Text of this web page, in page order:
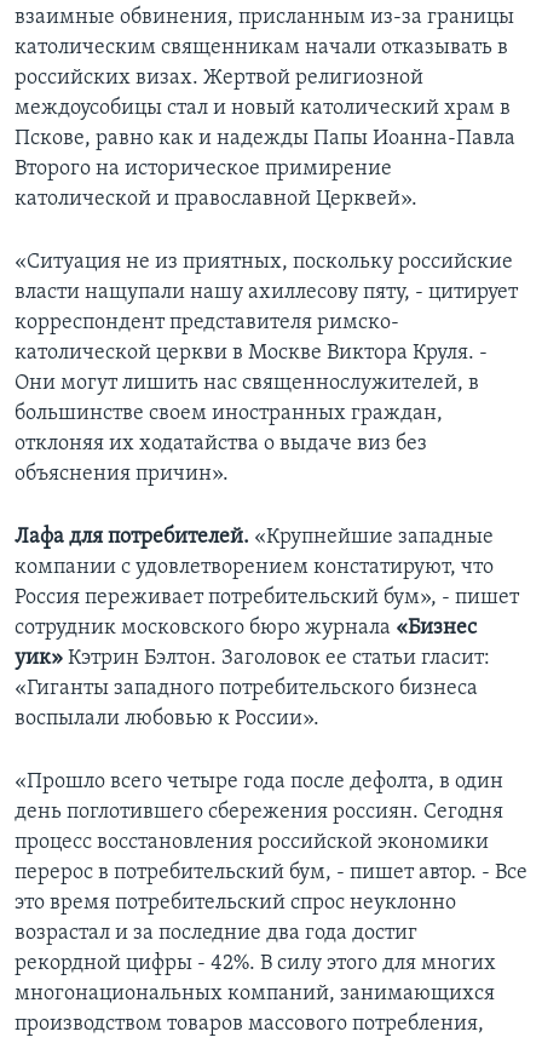
взаимные обвинения, присланным из-за границы
католическим священникам начали отказывать в
российских визах. Жертвой религиозной
междоусобицы стал и новый католический храм в
Пскове, равно как и надежды Папы Иоанна-Павла
Второго на историческое примирение
католической и православной Церквей».
«Ситуация не из приятных, поскольку российские
власти нащупали нашу ахиллесову пяту, - цитирует
корреспондент представителя римско-
католической церкви в Москве Виктора Круля. -
Они могут лишить нас священнослужителей, в
большинстве своем иностранных граждан,
отклоняя их ходатайства о выдаче виз без
объяснения причин».
Лафа для потребителей. «Крупнейшие западные
компании с удовлетворением констатируют, что
Россия переживает потребительский бум», - пишет
сотрудник московского бюро журнала «Бизнес
уик» Кэтрин Бэлтон. Заголовок ее статьи гласит:
«Гиганты западного потребительского бизнеса
воспылали любовью к России».
«Прошло всего четыре года после дефолта, в один
день поглотившего сбережения россиян. Сегодня
процесс восстановления российской экономики
перерос в потребительский бум, - пишет автор. - Все
это время потребительский спрос неуклонно
возрастал и за последние два года достиг
рекордной цифры - 42%. В силу этого для многих
многонациональных компаний, занимающихся
производством товаров массового потребления,